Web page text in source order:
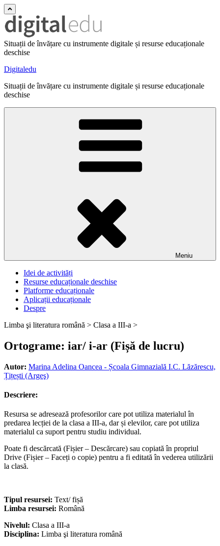
Situații de învățare cu instrumente digitale și resurse educaționale
deschise
Digitaledu
Situații de învățare cu instrumente digitale și resurse educaționale
deschise
Meniu
Idei de activități
Resurse educaționale deschise
Platforme educaționale
Aplicații educaționale
Despre
Limba şi literatura română > Clasa a III-a >
Ortograme: iar/ i-ar (Fișă de lucru)
Autor: Marina Adelina Oancea - Școala Gimnazială I.C. Lăzărescu,
Țițești (Argeş)
Descriere:
Resursa se adresează profesorilor care pot utiliza materialul în
predarea lecției de la clasa a III-a, dar și elevilor, care pot utiliza
materialul ca suport pentru studiu individual.
Poate fi descărcată (Fișier – Descărcare) sau copiată în propriul
Drive (Fișier – Faceți o copie) pentru a fi editată în vederea utilizării
la clasă.
Tipul resursei: Text/ fișă
Limba resursei: Română
Nivelul: Clasa a III-a
Disciplina: Limba şi literatura română